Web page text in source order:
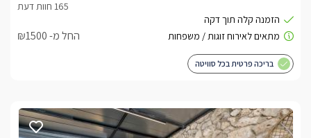
החל מ- ₪1500
בריכה פרטית בכל סוויטה